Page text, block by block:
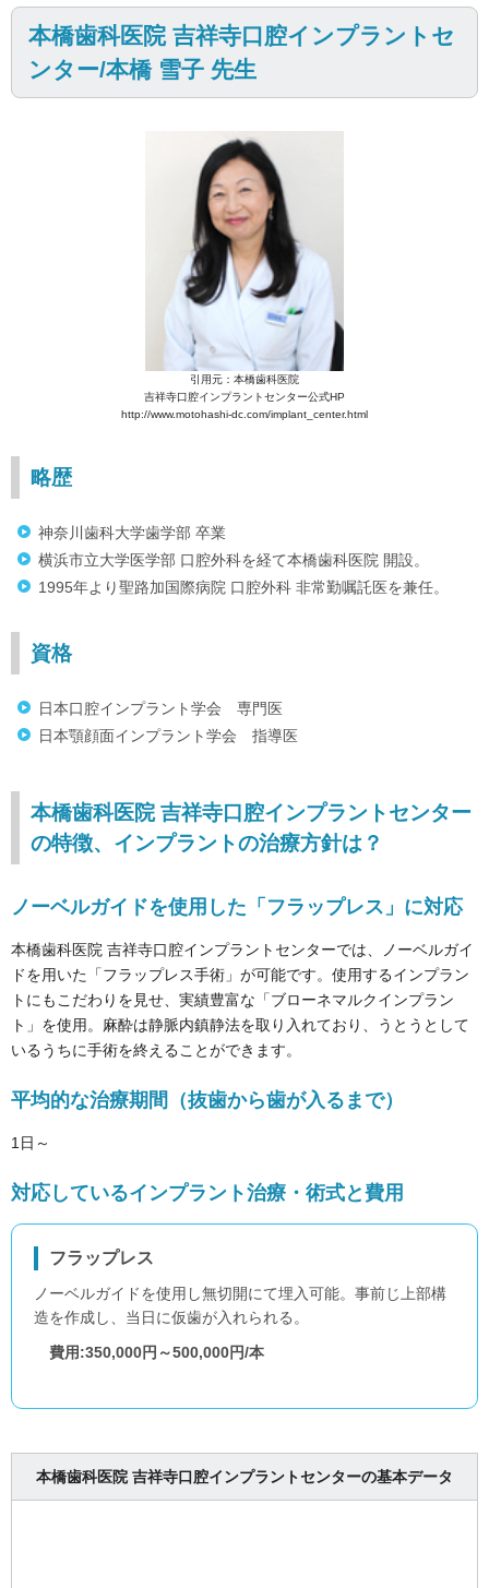
本橋歯科医院 吉祥寺口腔インプラントセ
ンター/本橋 雪子 先生
引用元：本橋歯科医院
吉祥寺口腔インプラントセンター公式HP
http://www.motohashi-dc.com/implant_center.html
略歴
神奈川歯科大学歯学部 卒業
横浜市立大学医学部 口腔外科を経て本橋歯科医院 開設。
1995年より聖路加国際病院 口腔外科 非常勤嘱託医を兼任。
資格
日本口腔インプラント学会 専門医
日本顎顔面インプラント学会 指導医
本橋歯科医院 吉祥寺口腔インプラントセンター
の特徴、インプラントの治療方針は？
ノーベルガイドを使用した「フラップレス」に対応
本橋歯科医院 吉祥寺口腔インプラントセンターでは、ノーベルガイ
ドを用いた「フラップレス手術」が可能です。使用するインプラン
トにもこだわりを見せ、実績豊富な「ブローネマルクインプラン
ト」を使用。麻酔は静脈内鎮静法を取り入れており、うとうとして
いるうちに手術を終えることができます。
平均的な治療期間（抜歯から歯が入るまで）
1日～
対応しているインプラント治療・術式と費用
フラップレス
ノーベルガイドを使用し無切開にて埋入可能。事前じ上部構
造を作成し、当日に仮歯が入れられる。
費用:350,000円～500,000円/本
本橋歯科医院 吉祥寺口腔インプラントセンターの基本データ